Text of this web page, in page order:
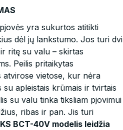
yra sukurtos atitikti
dėl jų lankstumo. Jos turi dvi
ritę su valu – skirtas
Peilis pritaikytas
atvirose vietose, kur nėra
apleistais krūmais ir tvirtais
su valu tinka tiksliam pjovimui
ribas ir pan. Jis turi
KS BCT-40V modelis leidžia